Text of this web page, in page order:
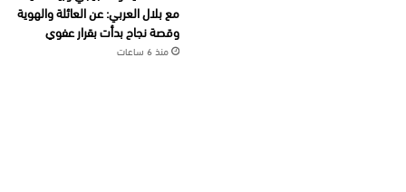
مع بلال العربي: عن العائلة والهوية
وقصة نجاح بدأت بقرار عفوي
منذ 6 ساعات